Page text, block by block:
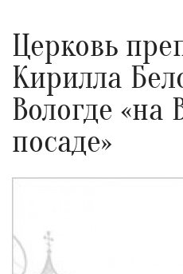
Церковь
Кирилла
Вологде «на
посаде»